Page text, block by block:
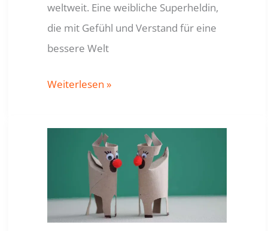
weltweit. Eine weibliche Superheldin,
die mit Gefühl und Verstand für eine
bessere Welt
WONDER
STIRNBAND
Weiterlesen »